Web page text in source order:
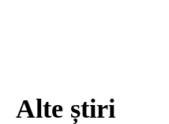
Alte știri